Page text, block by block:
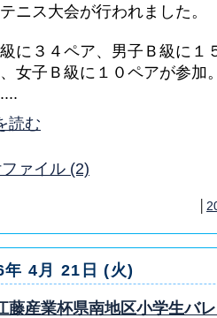
ニス大会が行われました。
に３４ペア、男子Ｂ級に１
女子Ｂ級に１０ペアが参加
読む
ァイル (2)
年 4月 21日 (火)
藤産業杯県南地区小学生バ